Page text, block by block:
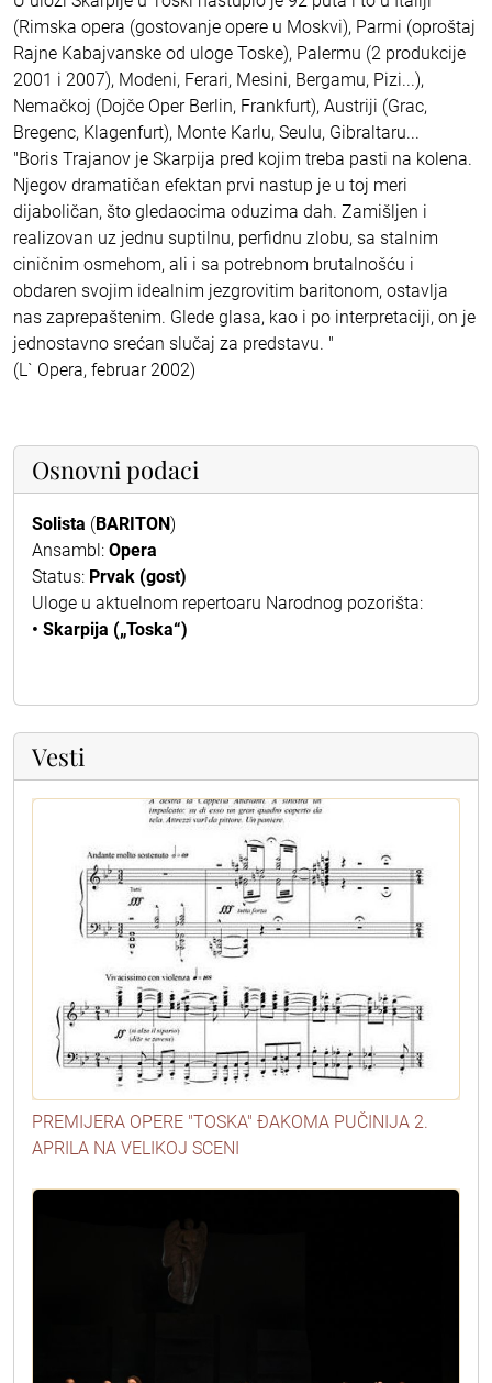
(Rimska opera (gostovanje opere u Moskvi), Parmi (oproštaj
Rajne Kabajvanske od uloge Toske), Palermu (2 produkcije
2001 i 2007), Modeni, Ferari, Mesini, Bergamu, Pizi...),
Nemačkoj (Dojče Oper Berlin, Frankfurt), Austriji (Grac,
Bregenc, Klagenfurt), Monte Karlu, Seulu, Gibraltaru...
"Boris Trajanov je Skarpija pred kojim treba pasti na kolena.
Njegov dramatičan efektan prvi nastup je u toj meri
dijaboličan, što gledaocima oduzima dah. Zamišljen i
realizovan uz jednu suptilnu, perfidnu zlobu, sa stalnim
ciničnim osmehom, ali i sa potrebnom brutalnošću i
obdaren svojim idealnim jezgrovitim baritonom, ostavlja
nas zaprepaštenim. Glede glasa, kao i po interpretaciji, on je
jednostavno srećan slučaj za predstavu. "
(L` Opera, februar 2002)
Osnovni podaci
Solista (BARITON )
Ansambl: Opera
Status: Prvak (gost)
Uloge u aktuelnom repertoaru Narodnog pozorišta:
• Skarpija („Toska“)
Vesti
PREMIJERA OPERE "TOSKA" ĐAKOMA PUČINIJA 2.
APRILA NA VELIKOJ SCENI